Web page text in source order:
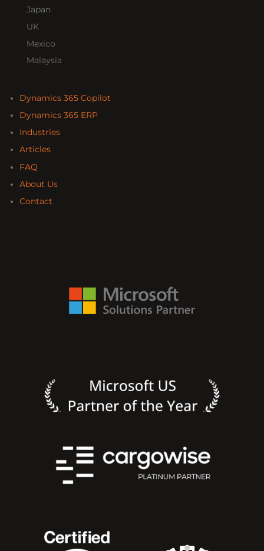
Japan
UK
Mexico
Malaysia
Dynamics 365 Copilot
Dynamics 365 ERP
Industries
Articles
FAQ
About Us
Contact